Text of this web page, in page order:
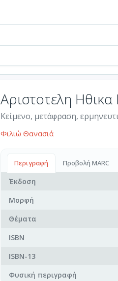
Αριστοτελη Ηθικα
Κείμενο, μετάφραση,
Φιλιώ Θανασιά
Περιγραφή Προβολή MARC
Έκδοση
Μορφή
Θέματα
ISBN
ISBN-13
Φυσική περιγραφή